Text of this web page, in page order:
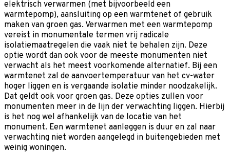
elektrisch verwarmen (met bijvoorbeeld een
warmtepomp), aansluiting op een warmtenet of gebruik
maken van groen gas. Verwarmen met een warmtepomp
vereist in monumentale termen vrij radicale
isolatiemaatregelen die vaak niet te behalen zijn. Deze
optie wordt dan ook voor de meeste monumenten niet
verwacht als het meest voorkomende alternatief. Bij een
warmtenet zal de aanvoertemperatuur van het cv-water
hoger liggen en is vergaande isolatie minder noodzakelijk.
Dat geldt ook voor groen gas. Deze opties zullen voor
monumenten meer in de lijn der verwachting liggen. Hierbij
is het nog wel afhankelijk van de locatie van het
monument. Een warmtenet aanleggen is duur en zal naar
verwachting niet worden aangelegd in buitengebieden met
weinig woningen.